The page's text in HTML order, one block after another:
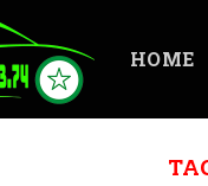
HOME